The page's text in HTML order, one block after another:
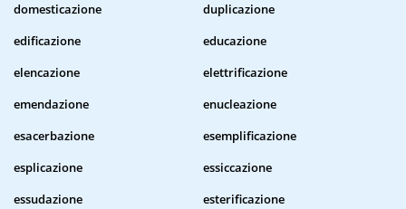
domesticazione
duplicazione
edificazione
educazione
elencazione
elettrificazione
emendazione
enucleazione
esacerbazione
esemplificazione
esplicazione
essiccazione
essudazione
esterificazione